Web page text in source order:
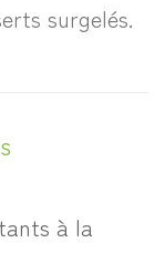
surgelés.
à la